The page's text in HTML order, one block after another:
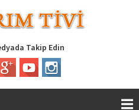
Takip Edin